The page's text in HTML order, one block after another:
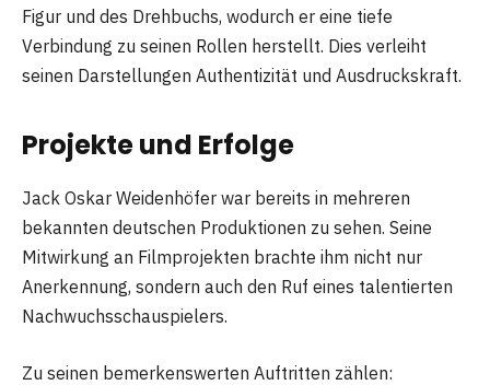
Figur und des Drehbuchs, wodurch er eine tiefe
Verbindung zu seinen Rollen herstellt. Dies verleiht
seinen Darstellungen Authentizität und Ausdruckskraft.
Projekte und Erfolge
Jack Oskar Weidenhöfer war bereits in mehreren
bekannten deutschen Produktionen zu sehen. Seine
Mitwirkung an Filmprojekten brachte ihm nicht nur
Anerkennung, sondern auch den Ruf eines talentierten
Nachwuchsschauspielers.
Zu seinen bemerkenswerten Auftritten zählen: